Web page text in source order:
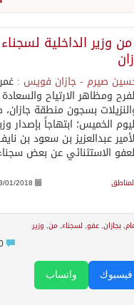
الصيد والأنشطة
بالضفة
برميل عام 2025
ويتجاوز قدرات
الصواريخ الدقيقة
الزراعية
بأجزاء من أعضائهم
وزير الداخلية لسجناء
صيرم - جازان فويس :
ومظاهر الارتياح والسعادة
بسجون منطقة جازان،
الخميس؛ ابتهاجاً بإصدار
عبدالعزيز بن سعود بن
الاستثنائي عن بعض
01/2018
,بجازان,عفو,لسجناء, من, وزير
0
واتساب فيسبوك